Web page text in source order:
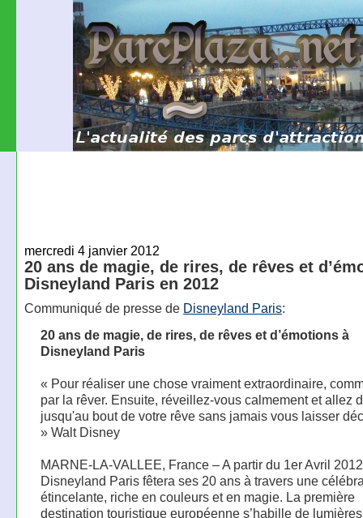
mercredi 4 janvier 2012
20 ans de magie, de rires, de rêves et
Disneyland Paris en 2012
Communiqué de presse de Disneyland Paris:
20 ans de magie, de rires, de rêves et d’émotions à
Disneyland Paris
« Pour réaliser une chose vraiment extraordinaire,
par la rêver. Ensuite, réveillez-vous calmement et allez
jusqu'au bout de votre rêve sans jamais vous laisser
» Walt Disney
MARNE-LA-VALLEE, France – A partir du 1er Avril
Disneyland Paris fêtera ses 20 ans à travers une
étincelante, riche en couleurs et en magie. La première
destination touristique européenne s’habille de